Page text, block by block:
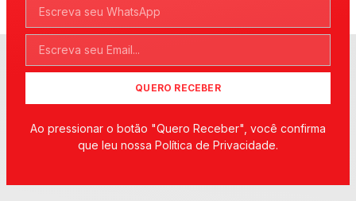
QUERO RECEBER
Ao pressionar o botão "Quero Receber", você confirma
que leu nossa Política de Privacidade.